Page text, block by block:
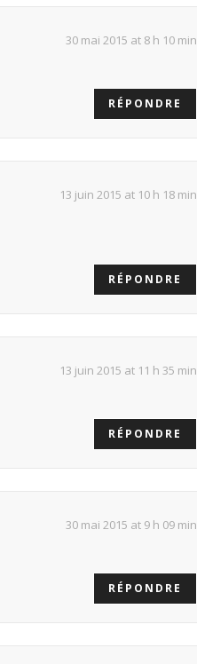
30 mai 2015 at 8 h 10 min
RÉPONDRE
13 juin 2015 at 10 h 18 min
RÉPONDRE
13 juin 2015 at 11 h 35 min
RÉPONDRE
30 mai 2015 at 9 h 09 min
RÉPONDRE